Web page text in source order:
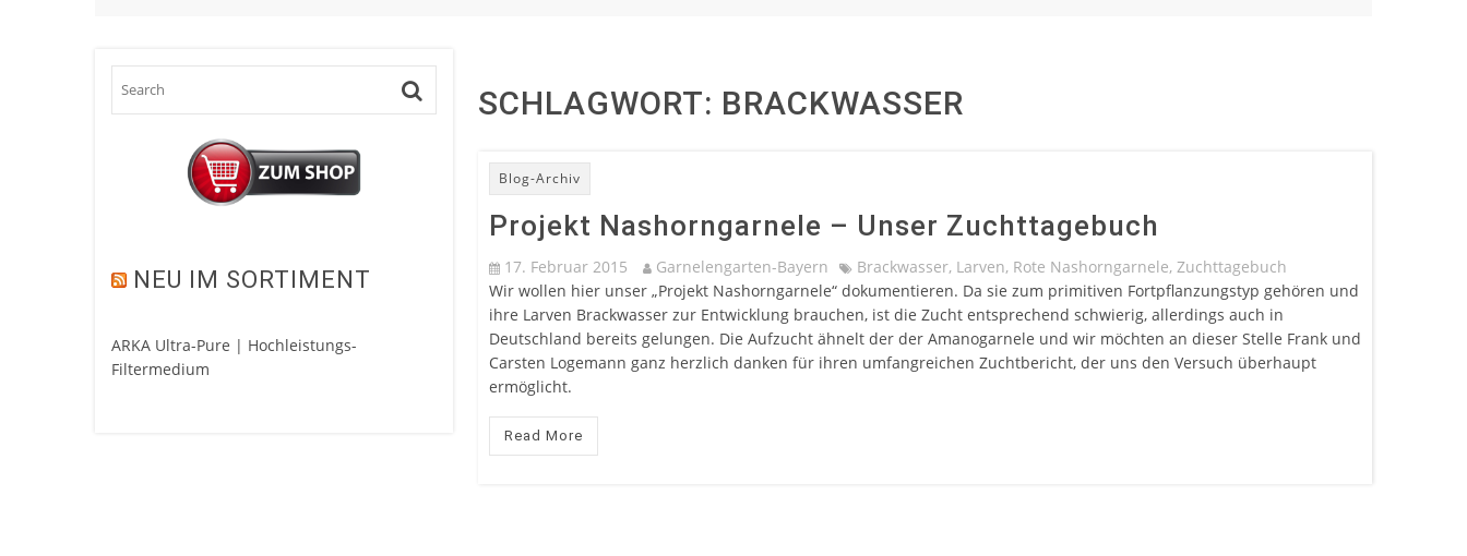
SCHLAGWORT: BRACKWASSER
Blog-Archiv
Projekt Nashorngarnele – Unser Zuchttagebuch
17. Februar 2015 Garnelengarten-Bayern Brackwasser, Larven, Rote Nashorngarnele, Zuchttagebuch
Wir wollen hier unser „Projekt Nashorngarnele“ dokumentieren. Da sie zum primitiven Fortpflanzungstyp gehören und
ihre Larven Brackwasser zur Entwicklung brauchen, ist die Zucht entsprechend schwierig, allerdings auch in
Deutschland bereits gelungen. Die Aufzucht ähnelt der der Amanogarnele und wir möchten an dieser Stelle Frank und
Carsten Logemann ganz herzlich danken für ihren umfangreichen Zuchtbericht, der uns den Versuch überhaupt
ermöglicht.
Read More
NEU IM SORTIMENT
ARKA Ultra-Pure | Hochleistungs-
Filtermedium